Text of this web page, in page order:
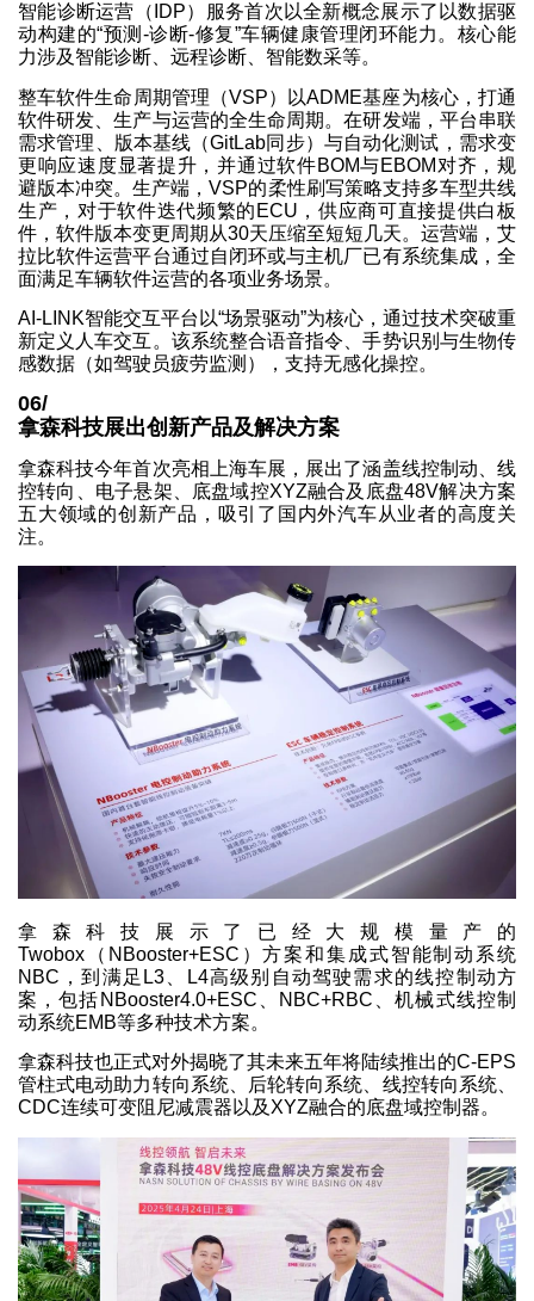
智能诊断运营（IDP）服务首次以全新概念展示了以数据驱
动构建的“预测-诊断-修复”车辆健康管理闭环能力。核心能
力涉及智能诊断、远程诊断、智能数采等。
整车软件生命周期管理（VSP）以ADME基座为核心，打通
软件研发、生产与运营的全生命周期。在研发端，平台串联
需求管理、版本基线（GitLab同步）与自动化测试，需求变
更响应速度显著提升，并通过软件BOM与EBOM对齐，规
避版本冲突。生产端，VSP的柔性刷写策略支持多车型共线
生产，对于软件迭代频繁的ECU，供应商可直接提供白板
件，软件版本变更周期从30天压缩至短短几天。运营端，艾
拉比软件运营平台通过自闭环或与主机厂已有系统集成，全
面满足车辆软件运营的各项业务场景。
AI-LINK智能交互平台以“场景驱动”为核心，通过技术突破重
新定义人车交互。该系统整合语音指令、手势识别与生物传
感数据（如驾驶员疲劳监测），支持无感化操控。
06/
拿森科技展出创新产品及解决方案
拿森科技今年首次亮相上海车展，展出了涵盖线控制动、线
控转向、电子悬架、底盘域控XYZ融合及底盘48V解决方案
五大领域的创新产品，吸引了国内外汽车从业者的高度关
注。
拿森科技展示了已经大规模量产的
Twobox（NBooster+ESC）方案和集成式智能制动系统
NBC，到满足L3、L4高级别自动驾驶需求的线控制动方
案，包括NBooster4.0+ESC、NBC+RBC、机械式线控制
动系统EMB等多种技术方案。
拿森科技也正式对外揭晓了其未来五年将陆续推出的C-EPS
管柱式电动助力转向系统、后轮转向系统、线控转向系统、
CDC连续可变阻尼减震器以及XYZ融合的底盘域控制器。